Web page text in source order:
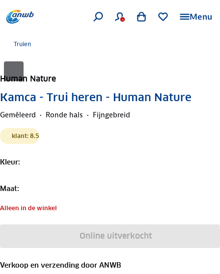
Menu
Truien
Human Nature
Kamca - Trui heren - Human Nature
Gemêleerd Ronde hals Fijngebreid
klant: 8.5
Kleur:
Maat:
Alleen in de winkel
Online uitverkocht
Verkoop en verzending door ANWB